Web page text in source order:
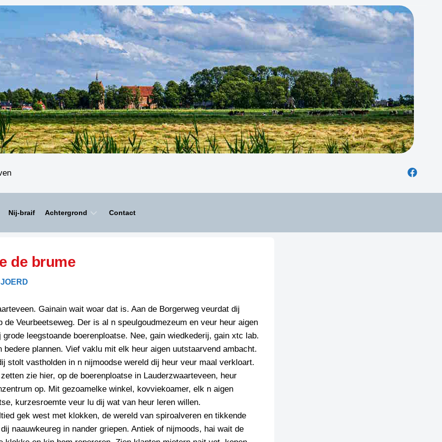
FLYER
INZENDENS
PERSBERICHT
FLYER
INZENDENS
SCHRIEFWEDSTRIED
FLYER
Nij-braif Achtergrond
KREUZE
Contact
de brume
Gainain wait woar dat is. Aan de Borgerweg veurdat dij
de Veurbeetseweg. Der is al n speulgoudmezeum en veur heur aigen
grode leegstoande boerenploatse. Nee, gain wiedkederij, gain xtc lab.
bedere plannen. Vief vaklu mit elk heur aigen uutstaarvend ambacht.
stolt vastholden in n nijmoodse wereld dij heur veur maal verkloart.
zie hier, op de boerenploatse in Lauderzwaarteveen, heur
op. Mit gezoamelke winkel, kovviekoamer, elk n aigen
kurzesroemte veur lu dij wat van heur leren willen.
gek west met klokken, de wereld van spiroalveren en tikkende
naauwkeureg in nander griepen. Antiek of nijmoods, hai wait de